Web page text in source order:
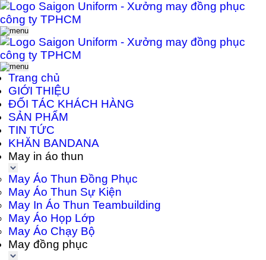
Trang chủ
GIỚI THIỆU
ĐỐI TÁC KHÁCH HÀNG
SẢN PHẨM
TIN TỨC
KHĂN BANDANA
May in áo thun
May Áo Thun Đồng Phục
May Áo Thun Sự Kiện
May In Áo Thun Teambuilding
May Áo Họp Lớp
May Áo Chạy Bộ
May đồng phục